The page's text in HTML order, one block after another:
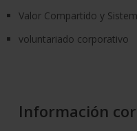
Valor Compartido y
voluntariado corporativo
Información